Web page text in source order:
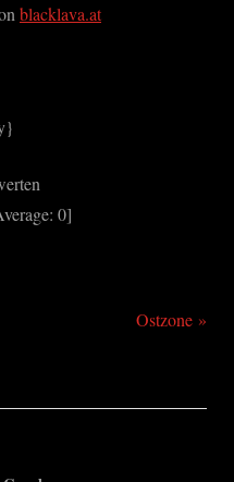
blacklava.at
0]
N
t
Ostzone